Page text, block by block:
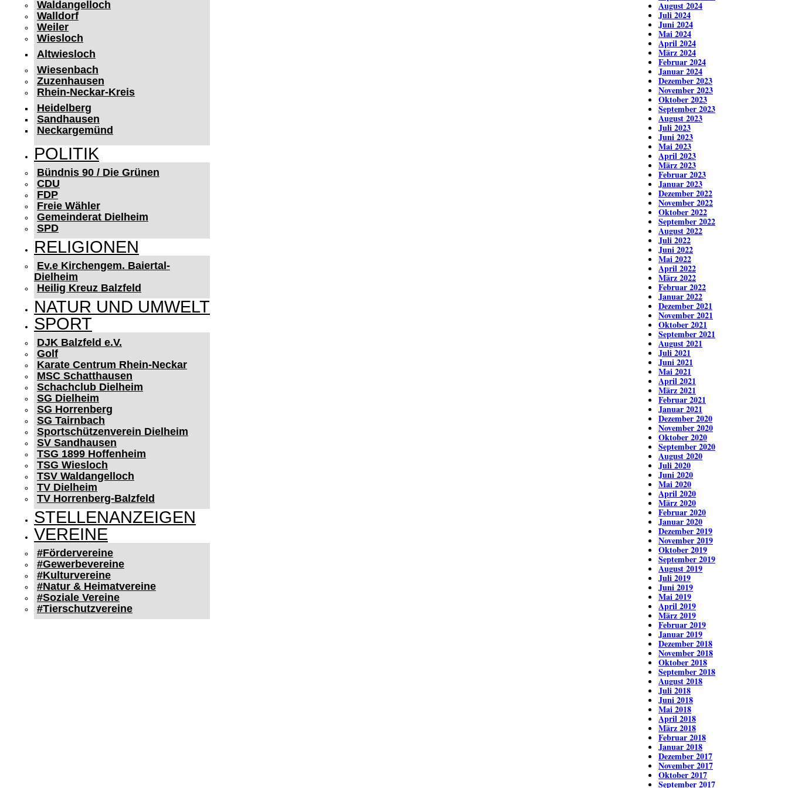
Waldangelloch
Walldorf
Weiler
Wiesloch
Altwiesloch
Wiesenbach
Zuzenhausen
Rhein-Neckar-Kreis
Heidelberg
Sandhausen
Neckargemünd
POLITIK
Bündnis 90 / Die Grünen
CDU
FDP
Freie Wähler
Gemeinderat Dielheim
SPD
RELIGIONEN
Ev.e Kirchengem. Baiertal-
Dielheim
Heilig Kreuz Balzfeld
NATUR UND UMWELT
SPORT
DJK Balzfeld e.V.
Golf
Karate Centrum Rhein-Neckar
MSC Schatthausen
Schachclub Dielheim
SG Dielheim
SG Horrenberg
SG Tairnbach
Sportschützenverein Dielheim
SV Sandhausen
TSG 1899 Hoffenheim
TSG Wiesloch
TSV Waldangelloch
TV Dielheim
TV Horrenberg-Balzfeld
STELLENANZEIGEN
VEREINE
#Fördervereine
#Gewerbevereine
#Kulturvereine
#Natur & Heimatvereine
#Soziale Vereine
#Tierschutzvereine
August 2024
Juli 2024
Juni 2024
Mai 2024
April 2024
März 2024
Februar 2024
Januar 2024
Dezember 2023
November 2023
Oktober 2023
September 2023
August 2023
Juli 2023
Juni 2023
Mai 2023
April 2023
März 2023
Februar 2023
Januar 2023
Dezember 2022
November 2022
Oktober 2022
September 2022
August 2022
Juli 2022
Juni 2022
Mai 2022
April 2022
März 2022
Februar 2022
Januar 2022
Dezember 2021
November 2021
Oktober 2021
September 2021
August 2021
Juli 2021
Juni 2021
Mai 2021
April 2021
März 2021
Februar 2021
Januar 2021
Dezember 2020
November 2020
Oktober 2020
September 2020
August 2020
Juli 2020
Juni 2020
Mai 2020
April 2020
März 2020
Februar 2020
Januar 2020
Dezember 2019
November 2019
Oktober 2019
September 2019
August 2019
Juli 2019
Juni 2019
Mai 2019
April 2019
März 2019
Februar 2019
Januar 2019
Dezember 2018
November 2018
Oktober 2018
September 2018
August 2018
Juli 2018
Juni 2018
Mai 2018
April 2018
März 2018
Februar 2018
Januar 2018
Dezember 2017
November 2017
Oktober 2017
September 2017